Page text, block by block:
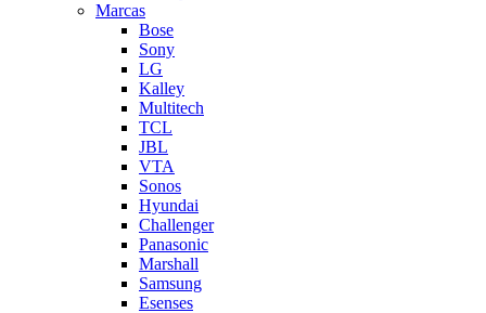
Marcas
Bose
Sony
LG
Kalley
Multitech
TCL
JBL
VTA
Sonos
Hyundai
Challenger
Panasonic
Marshall
Samsung
Esenses